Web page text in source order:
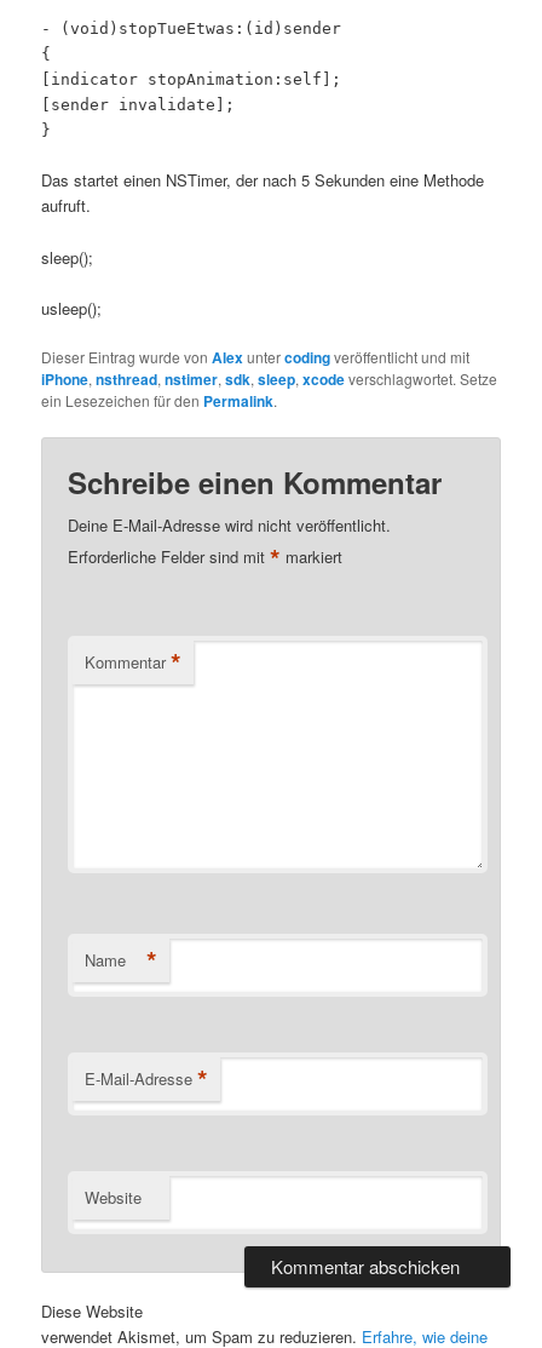
- (void)stopTueEtwas:(id)sender
{
[indicator stopAnimation:self];
[sender invalidate];
}
Das startet einen NSTimer, der nach 5 Sekunden eine Methode
aufruft.
sleep();
usleep();
Dieser Eintrag wurde vonAlexuntercodingveröffentlicht und mit
iPhone,nsthread,nstimer,sdk,sleep,xcodeverschlagwortet. Setze
ein Lesezeichen für den Permalink.
Schreibe einen Kommentar
Deine E-Mail-Adresse wird nicht veröffentlicht.
Erforderliche Felder sind mit* markiert
Kommentar *
Name *
E-Mail-Adresse *
Website
Diese Website
verwendet Akismet, um Spam zu reduzieren. Erfahre, wie deine